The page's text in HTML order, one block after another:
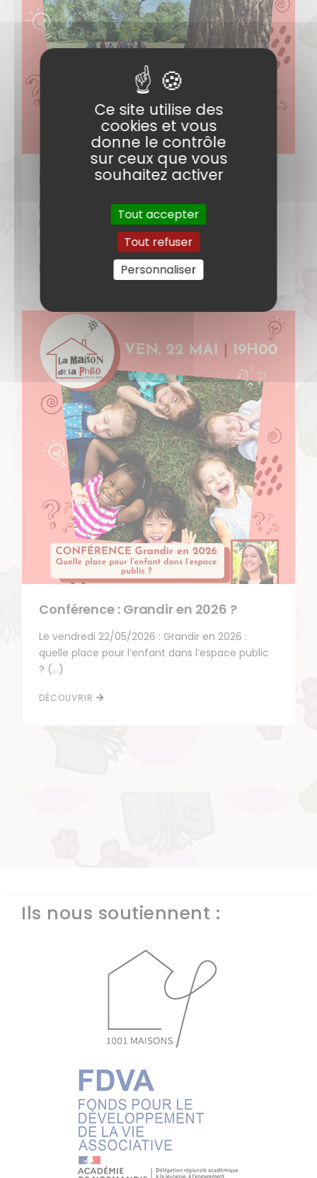
Philo promenade
Le samedi 20/06/2026, mettons le corps en
mouvement pour stimuler la pensée ! C’est ce
que la (…)
DÉCOUVRIR
Conférence : Grandir en 2026 ?
Le vendredi 22/05/2026 : Grandir en 2026 :
quelle place pour l’enfant dans l’espace public
? (…)
DÉCOUVRIR
Ils nous soutiennent :
Ce site utilise des
cookies et vous
donne le contrôle
sur ceux que vous
souhaitez activer
Tout accepter
Tout refuser
Personnaliser